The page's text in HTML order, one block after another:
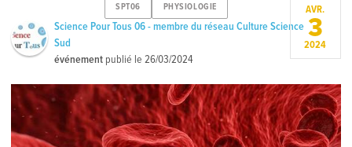
SPT06 PHYSIOLOGIE
Science Pour Tous 06 - membre du réseau Culture Science
Sud
événement publié le26/03/2024
AVR.
3
2024